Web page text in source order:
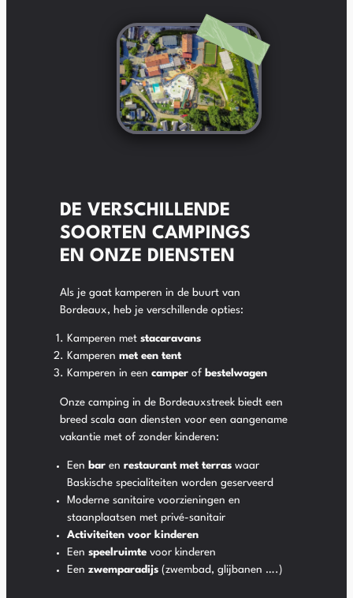
DE VERSCHILLENDE
SOORTEN CAMPINGS
EN ONZE DIENSTEN
Als je gaat kamperen in de buurt van
Bordeaux, heb je verschillende opties:
Kamperen met stacaravans
Kamperen met een tent
Kamperen in een camperof bestelwagen
Onze camping in de Bordeauxstreek biedt een
breed scala aan diensten voor een aangename
vakantie met of zonder kinderen:
Een baren restaurant met terras waar
Baskische specialiteiten worden geserveerd
Moderne sanitaire voorzieningen en
staanplaatsen met privé-sanitair
Activiteiten voor kinderen
Een speelruimtevoor kinderen
Een zwemparadijs(zwembad, glijbanen ….)